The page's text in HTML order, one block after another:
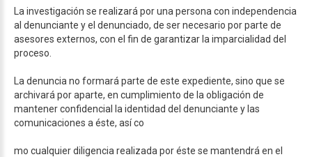
La investigación se realizará por una persona con independencia
al denunciante y el denunciado, de ser necesario por parte de
asesores externos, con el fin de garantizar la imparcialidad del
proceso.
La denuncia no formará parte de este expediente, sino que se
archivará por aparte, en cumplimiento de la obligación de
mantener confidencial la identidad del denunciante y las
comunicaciones a éste, así co
mo cualquier diligencia realizada por éste se mantendrá en el